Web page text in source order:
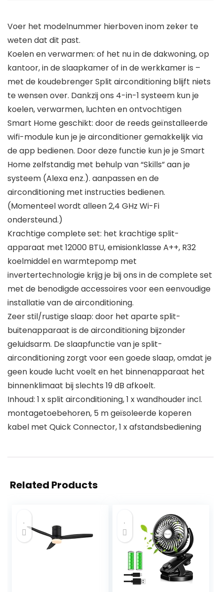
Voer het modelnummer hierboven inom zeker te
weten dat dit past.
Koelen en verwarmen: of het nu in de dakwoning, op
kantoor, in de slaapkamer of in de werkkamer is –
met de koudebrenger Split airconditioning blijft niets
te wensen over. Dankzij ons 4-in-1 systeem kun je
koelen, verwarmen, luchten en ontvochtigen
Smart Home geschikt: door de reeds geïnstalleerde
wifi-module kun je je airconditioner gemakkelijk via
de app bedienen. Door deze functie kun je je Smart
Home zelfstandig met behulp van “Skills” aan je
systeem (Alexa enz.). aanpassen en de
airconditioning met instructies bedienen.
(Momenteel wordt alleen 2,4 GHz Wi-Fi
ondersteund.)
Krachtige complete set: het krachtige split-
apparaat met 12000 BTU, emisionklasse A++, R32
koelmiddel en warmtepomp met
invertertechnologie krijg je bij ons in de complete set
met de benodigde accessoires voor een eenvoudige
installatie van de airconditioning.
Zeer stil/rustige slaap: door het aparte split-
buitenapparaat is de airconditioning bijzonder
geluidsarm. De slaapfunctie van je split-
airconditioning zorgt voor een goede slaap, omdat je
geen koude lucht voelt en het binnenapparaat het
binnenklimaat bij slechts 19 dB afkoelt.
Inhoud: 1 x split airconditioning, 1 x wandhouder incl.
montagetoebehoren, 5 m geïsoleerde koperen
kabel met Quick Connector, 1 x afstandsbediening
Related Products